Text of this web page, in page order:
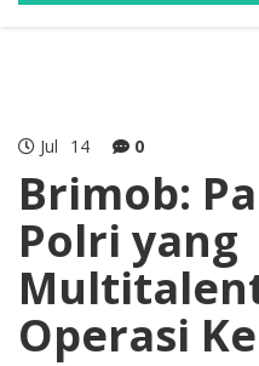
Jul 14 0
Brimob:
Polri yang
Operasi